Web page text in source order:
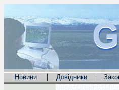
Новини | Довідники |